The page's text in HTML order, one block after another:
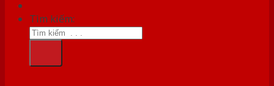
Tìm kiếm: